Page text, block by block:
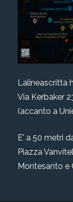
Lalineascritta
Via Kerbaker
(accanto a
E' a 50 metri
Piazza
Montesanto e